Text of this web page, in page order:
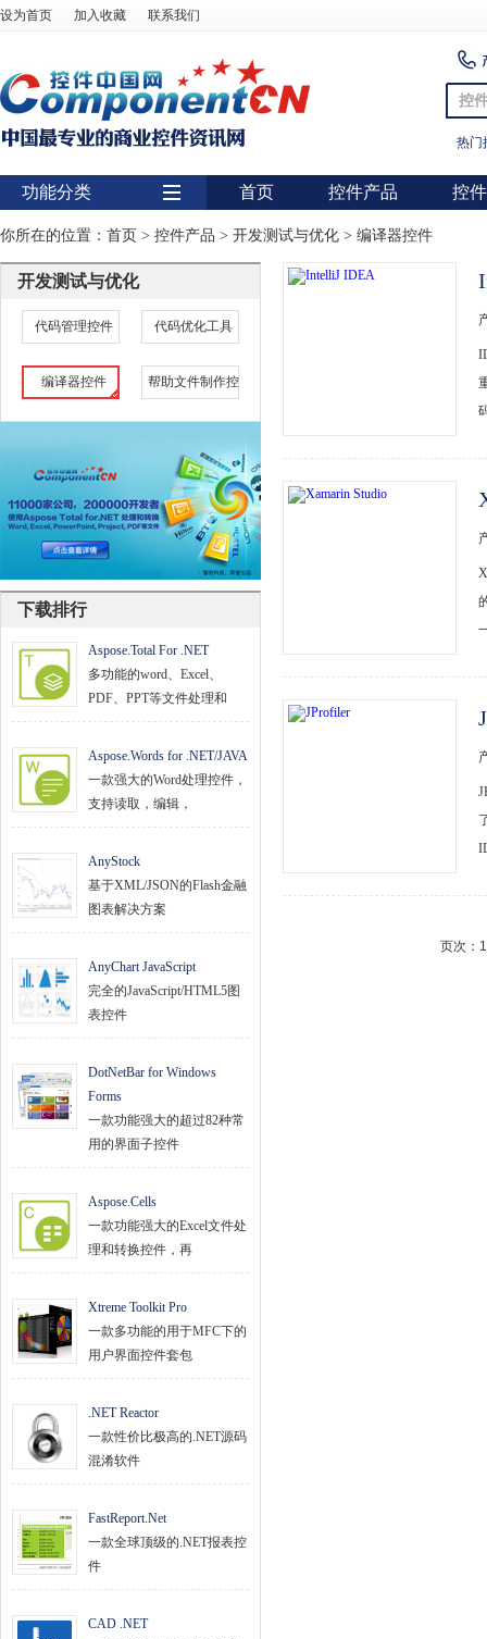
设为首页 加入收藏 联系我们
控
热门
功能分类
用户界面
报表
图表
扫描识别
条形码
文档管理
PDF
项目管理与业务逻辑
网络通讯
地理信息系统
程序安全
开发测试与优化
智能设备开发
其它
首页 控件产品 控
你所在的位置： 首页 > 控件产品 > 开发测试与优化 > 编译器控件
开发测试与优化
代码管理控件 代码优化工具
编译器控件 帮助文件制作控
下载排行
Aspose.Total For .NET
多功能的word、Excel、
PDF、PPT等文件处理和
Aspose.Words for .NET/JAVA
一款强大的Word处理控件，
支持读取，编辑，
AnyStock
基于XML/JSON的Flash金融
图表解决方案
AnyChart JavaScript
完全的JavaScript/HTML5图
表控件
DotNetBar for Windows
Forms
一款功能强大的超过82种常
用的界面子控件
Aspose.Cells
一款功能强大的Excel文件处
理和转换控件，再
Xtreme Toolkit Pro
一款多功能的用于MFC下的
用户界面控件套包
.NET Reactor
一款性价比极高的.NET源码
混淆软件
FastReport.Net
一款全球顶级的.NET报表控
件
CAD .NET
页次：